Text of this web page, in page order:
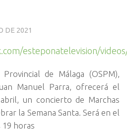
DE 2021
esteponatelevision/
de Málaga (OSPM),
Manuel Parra, ofrecerá el
un concierto de Marchas
la Semana Santa. Será en el
19 horas